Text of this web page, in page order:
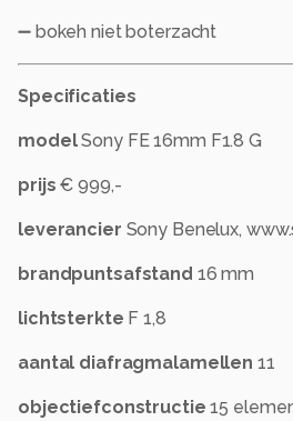
➖ bokeh niet boterzacht
Specificaties
modelSony FE 16mm F1.8 G
prijs€ 999,-
leverancier Sony Benelux,
brandpuntsafstand 16 mm
lichtsterkte F 1,8
aantal diafragmalamellen 11
objectiefconstructie 15